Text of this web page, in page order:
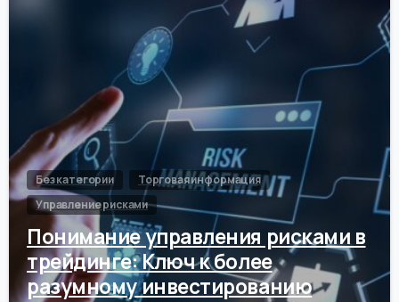
Без категории
Торговая информация
Управление рисками
Понимание управления рисками в
трейдинге: Ключ к более
разумному инвестированию